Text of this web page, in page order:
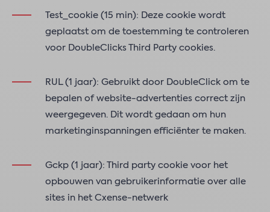
Test_cookie (15 min): Deze cookie wordt
geplaatst om de toestemming te controleren
voor DoubleClicks Third Party cookies.
RUL (1 jaar): Gebruikt door DoubleClick om te
bepalen of website-advertenties correct zijn
weergegeven. Dit wordt gedaan om hun
marketinginspanningen efficiënter te maken.
Gckp (1 jaar): Third party cookie voor het
opbouwen van gebruikerinformatie over alle
sites in het Cxense-netwerk